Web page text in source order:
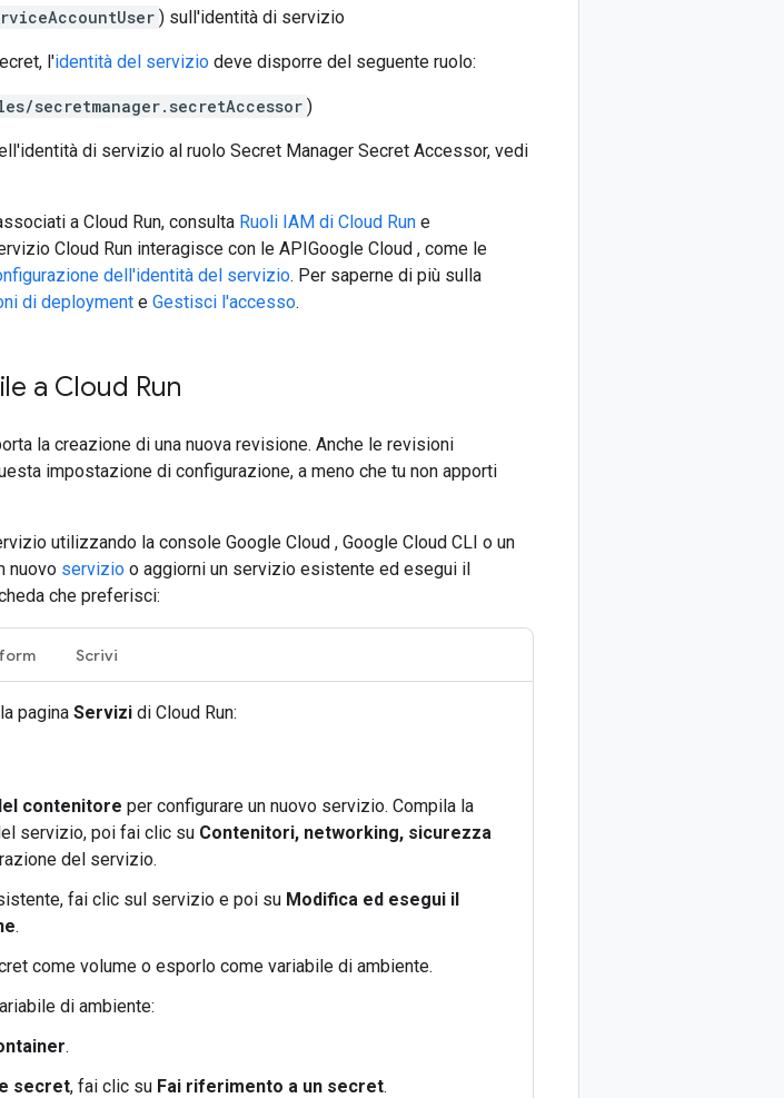
) sull'identità di servizio
l'identità del servizio deve disporre del seguente ruolo:
secretmanager.secretAccessor )
di servizio al ruolo Secret Manager Secret Accessor, vedi
a Cloud Run, consulta Ruoli IAM di Cloud Run e
Cloud Run interagisce con le APIGoogle Cloud , come le
dell'identità del servizio. Per saperne di più sulla
di deployment e Gestisci l'accesso.
a Cloud Run
la creazione di una nuova revisione. Anche le revisioni
impostazione di configurazione, a meno che tu non apporti
utilizzando la console Google Cloud , Google Cloud CLI o un
nuovo servizio o aggiorni un servizio esistente ed esegui il
che preferisci:
Scrivi
pagina Servizi di Cloud Run:
contenitore per configurare un nuovo servizio. Compila la
servizio, poi fai clic su Contenitori, networking, sicurezza
del servizio.
fai clic sul servizio e poi su Modifica ed esegui il
.
come volume o esporlo come variabile di ambiente.
di ambiente:
.
secret, fai clic su Fai riferimento a un secret.